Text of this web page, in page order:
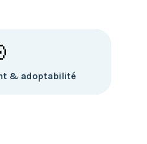
& adoptabilité